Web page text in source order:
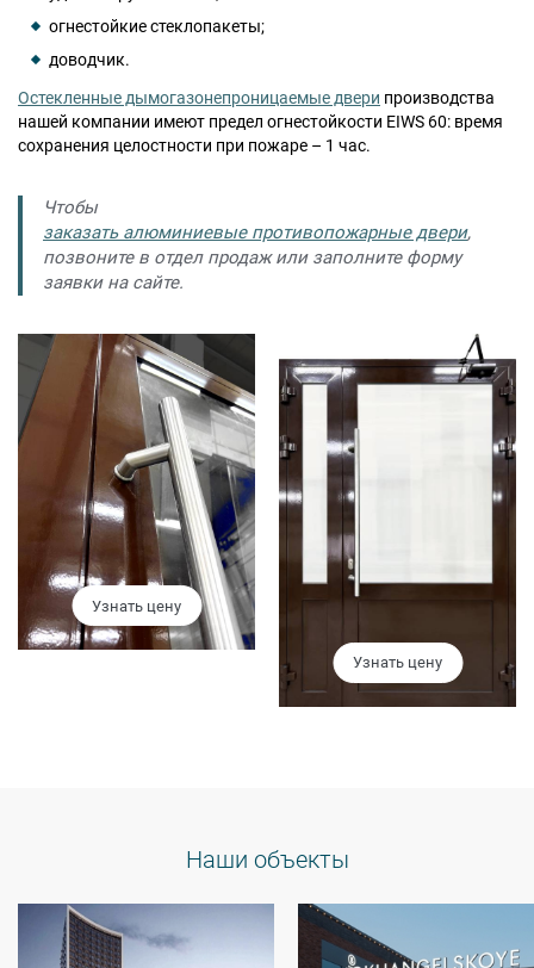
8 (800) 444-24-85
ПОИСК:
ПРЕМИАЛЬНЫЕ ДВЕРИ, pdf (2,8 МБ)
огнестойкие стеклопакеты;
доводчик.
Остекленные дымогазонепроницаемые двери производства
нашей компании имеют предел огнестойкости EIWS 60: время
сохранения целостности при пожаре – 1 час.
Чтобы
заказать алюминиевые противопожарные двери,
позвоните в отдел продаж или заполните форму
заявки на сайте.
Узнать цену
Узнать цену
Наши объекты